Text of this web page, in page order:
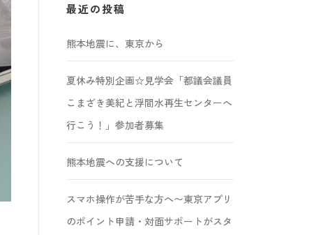
最近の投稿
熊本地震に、東京から
夏休み特別企画☆見学会「都議会議員
こまざき美紀と浮間水再生センターへ
行こう！」参加者募集
熊本地震への支援について
スマホ操作が苦手な方へ〜東京アプリ
のポイント申請・対面サポートがスタ